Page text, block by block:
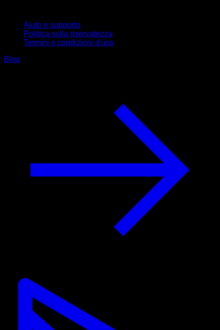
Aiuto e supporto
Politica sulla riservatezza
Termini e condizioni d'uso
Blog